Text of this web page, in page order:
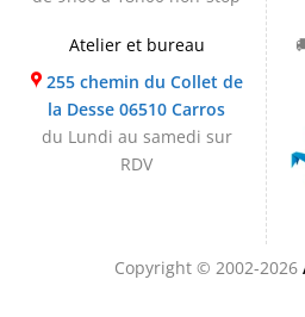
Atelier et bureau
255 chemin du Collet de
la Desse 06510 Carros
du Lundi au samedi sur
RDV
Copyright © 2002-2026